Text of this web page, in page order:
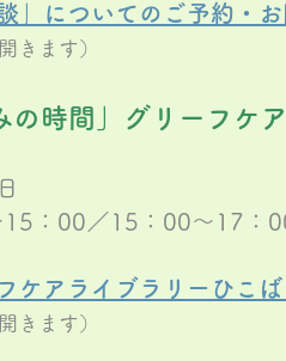
」についてのご予約・
きます）
の時間」グリーフケ
15：00／15：00～17
ケアライブラリーひこ
きます）